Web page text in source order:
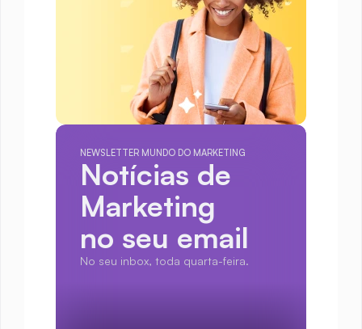
NEWSLETTER MUNDO DO MARKETING
Notícias de
Marketing
no seu email
No seu inbox, toda quarta-feira.